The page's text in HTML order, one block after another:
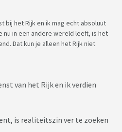
bij het Rijk en ik mag echt absoluut
nu in een andere wereld leeft, is het
Dat kun je alleen het Rijk niet
van het Rijk en ik verdien
is realiteitszin ver te zoeken